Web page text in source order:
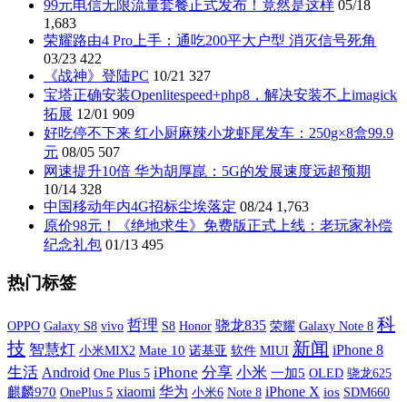
99元电信无限流量套餐正式发布！竟然是这样 05/18
1,683
荣耀路由4 Pro上手：通吃200平大户型 消灭信号死角
03/23 422
《战神》登陆PC 10/21 327
宝塔正确安装Openlitespeed+php8，解决安装不上imagick
拓展 12/01 909
好吃停不下来 红小厨麻辣小龙虾尾发车：250g×8盒99.9
元 08/05 507
网速提升10倍 华为胡厚崑：5G的发展速度远超预期
10/14 328
中国移动年内4G招标尘埃落定 08/24 1,763
原价98元！《绝地求生》免费版正式上线：老玩家补偿
纪念礼包 01/13 495
热门标签
OPPO Galaxy S8 vivo 哲理 S8 Honor 骁龙835 荣耀 Galaxy Note 8 科
技 智慧灯 小米MIX2 Mate 10 诺基亚 软件 MIUI 新闻 iPhone 8
生活 Android One Plus 5 iPhone 分享 小米 一加5 OLED 骁龙625
麒麟970 OnePlus 5 xiaomi 华为 小米6 Note 8 iPhone X ios SDM660